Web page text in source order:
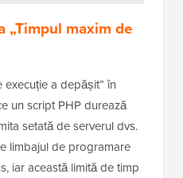
„Timpul maxim de
execuție a depășit” în
un script PHP durează
setată de serverul dvs.
limbajul de programare
iar această limită de timp